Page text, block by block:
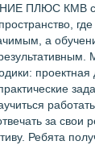
ПЛЮС КМВ
а
проектная
за свои
Ребята